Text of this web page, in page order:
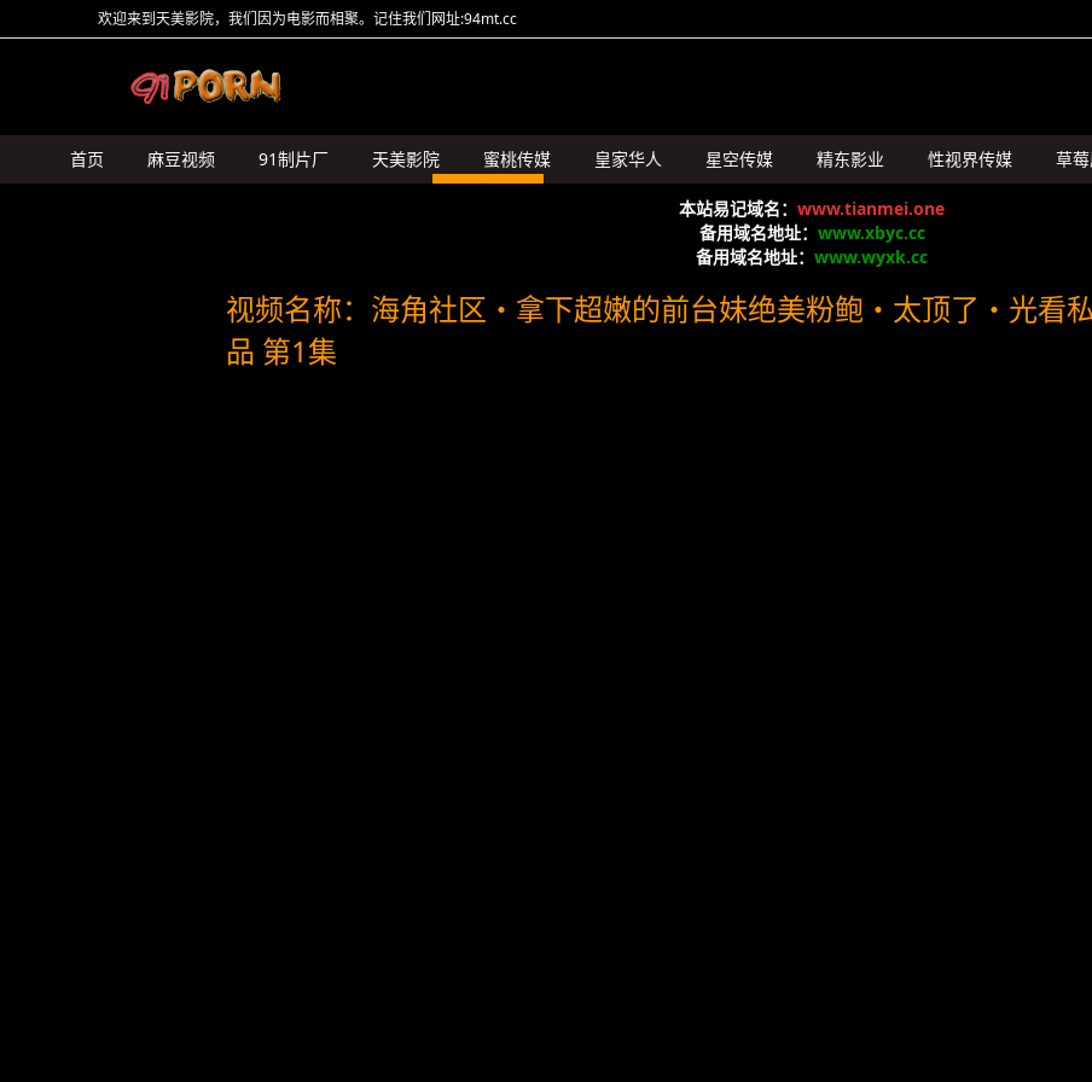
欢迎来到天美影院，我们因为电影而相聚。记住我们网址:94mt.cc
首页 麻豆视频 91制片厂 天美影院 蜜桃传媒 皇家华人 星空传媒 精东影业 性视界传媒 草
本站易记域名： www.tianmei.one
备用域名地址： www.xbyc.cc
备用域名地址： www.wyxk.cc
视频名称：海角社区・拿下超嫩的前台妹绝美粉鲍・太顶了・光看
品 第1集